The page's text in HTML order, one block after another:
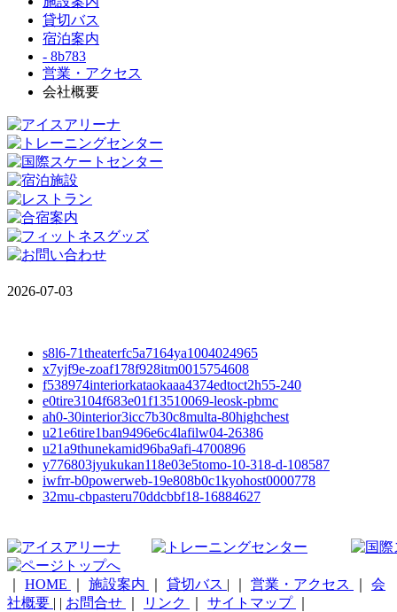
貸切バス
宿泊案内
- 8b783
営業・アクセス
会社概要
2026-07-03
s8l6-71theaterfc5a7164ya1004024965
x7yjf9e-zoaf178f928itm0015754608
f538974interiorkataokaaa4374edtoct2h55-240
e0tire3104f683e01f13510069-leosk-pbmc
ah0-30interior3icc7b30c8multa-80highchest
u21e6tire1ban9496e6c4lafilw04-26386
u21a9thunekamid96ba9afi-4700896
y776803jyukukan118e03e5tomo-10-318-d-108587
iwfrr-b0powerweb-19e808b0c1kyohost0000778
32mu-cbpasteru70ddcbbf18-16884627
HOME 施設案内 貸切バス | 営業・アクセス
会
社概要 | | お問合せ リンク サイトマップ